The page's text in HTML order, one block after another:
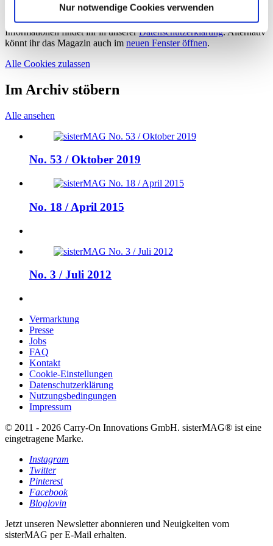
Nur notwendige Cookies verwenden
Um dieses Magazin anzeigen zu können, müsst ihr zuerst die
Verwendung von Cookies auf unserer Website zulassen. Weitere
Informationen findet ihr in unsererDatenschutzerklärung. Alternativ
könnt ihr das Magazin auch im neuen Fenster öffnen.
Alle Cookies zulassen
Im Archiv stöbern
Alle ansehen
No. 53 / Oktober 2019
No. 18 / April 2015
No. 3 / Juli 2012
Vermarktung
Presse
Jobs
FAQ
Kontakt
Cookie-Einstellungen
Datenschutzerklärung
Nutzungsbedingungen
Impressum
© 2011 - 2026 Carry-On Innovations GmbH. sisterMAG® ist eine
eingetragene Marke.
Instagram
Twitter
Pinterest
Facebook
Bloglovin
Jetzt unseren Newsletter abonnieren und Neuigkeiten vom
sisterMAG per E-Mail erhalten.